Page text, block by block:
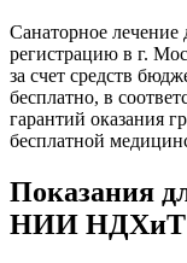
Санаторное
регистрацию в г.
за счет средств
бесплатно, в
гарантий оказания
бесплатной
Показания
НИИ